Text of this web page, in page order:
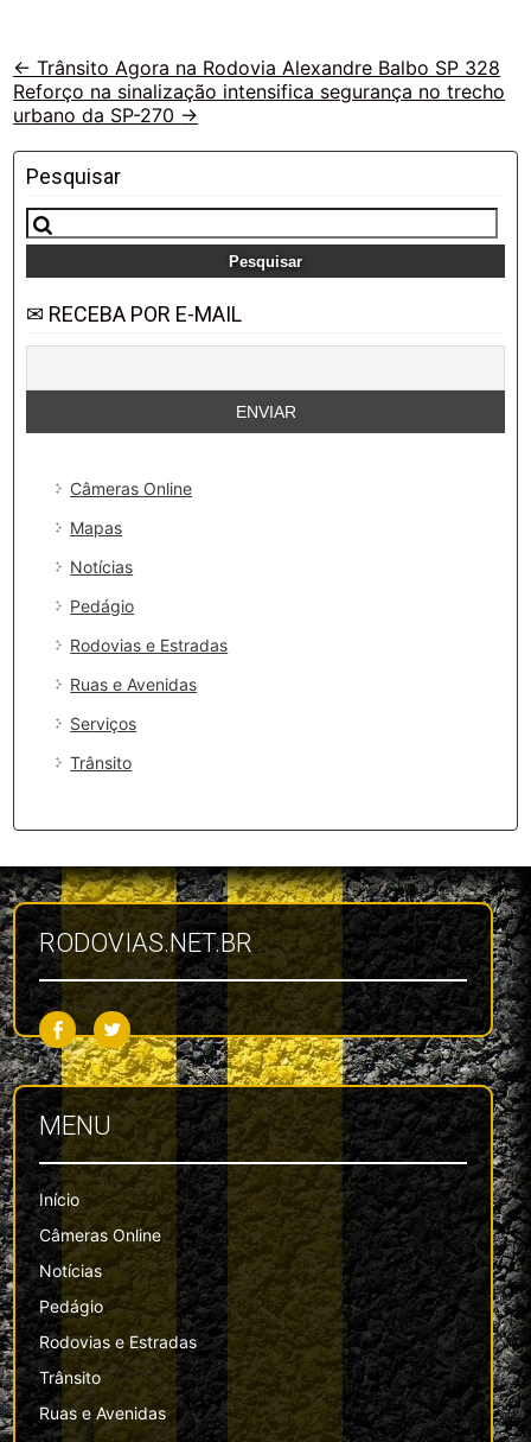
Veja
outras
vias
← Trânsito Agora na Rodovia Alexandre Balbo SP 328
Reforço na sinalização intensifica segurança no trecho
urbano da SP-270 →
Pesquisar
Pesquisar
por:
✉ RECEBA POR E-MAIL
Câmeras Online
Mapas
Notícias
Pedágio
Rodovias e Estradas
Ruas e Avenidas
Serviços
Trânsito
RODOVIAS.NET.BR
MENU
Início
Câmeras Online
Notícias
Pedágio
Rodovias e Estradas
Trânsito
Ruas e Avenidas